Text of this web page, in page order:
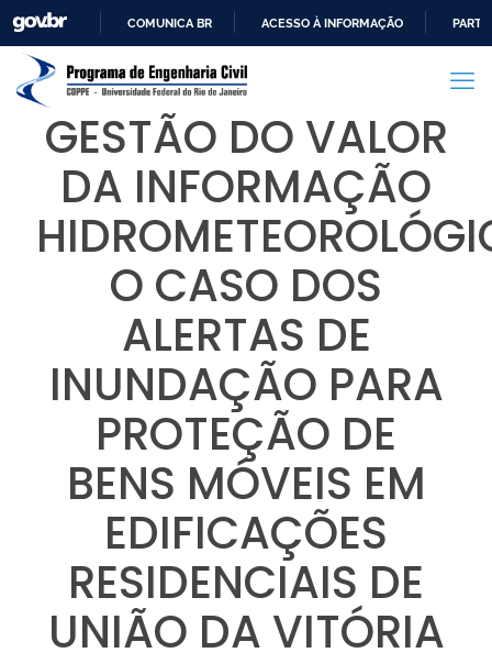
PARA
CONTEÚDO
COMUNICA BR ACESSO À INFORMAÇÃO
GESTÃO DO VALOR
DA INFORMAÇÃO
O CASO DOS
ALERTAS DE
INUNDAÇÃO PARA
PROTEÇÃO DE
BENS MÓVEIS EM
EDIFICAÇÕES
RESIDENCIAIS DE
UNIÃO DA VITÓRIA